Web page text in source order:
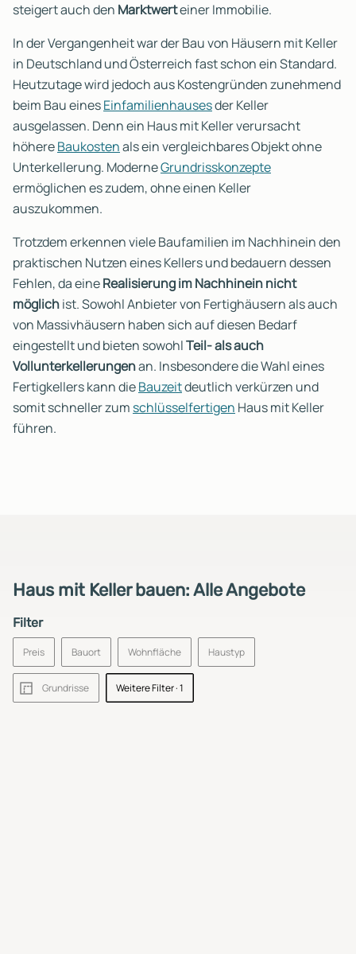
steigert auch den Marktwerteiner Immobilie.
In der Vergangenheit war der Bau von Häusern mit Keller
in Deutschland und Österreich fast schon ein Standard.
Heutzutage wird jedoch aus Kostengründen zunehmend
beim Bau einesEinfamilienhausesder Keller
ausgelassen. Denn ein Haus mit Keller verursacht
höhereBaukostenals ein vergleichbares Objekt ohne
Unterkellerung. ModerneGrundrisskonzepte
ermöglichen es zudem, ohne einen Keller
auszukommen.
Trotzdem erkennen viele Baufamilien im Nachhinein den
praktischen Nutzen eines Kellers und bedauern dessen
Fehlen, da eineRealisierung im Nachhinein nicht
möglichist. Sowohl Anbieter von Fertighäusern als auch
von Massivhäusern haben sich auf diesen Bedarf
eingestellt und bieten sowohlTeil- als auch
Vollunterkellerungenan. Insbesondere die Wahl eines
Fertigkellers kann dieBauzeitdeutlich verkürzen und
somit schneller zum schlüsselfertigen Haus mit Keller
führen.
Haus mit Keller bauen: Alle Angebote
Filter
Preis Bauort Wohnfläche Haustyp
Grundrisse Weitere Filter· 1